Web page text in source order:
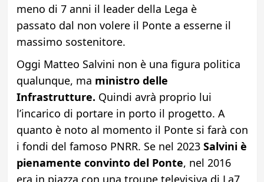
meno di 7 anni il leader della Lega è
passato dal non volere il Ponte a esserne il
massimo sostenitore.
Oggi Matteo Salvini non è una figura politica
qualunque, ma ministro delle
Infrastrutture. Quindi avrà proprio lui
l’incarico di portare in porto il progetto. A
quanto è noto al momento il Ponte si farà con
i fondi del famoso PNRR. Se nel 2023 Salvini è
pienamente convinto del Ponte, nel 2016
era in piazza con una troupe televisiva di La7